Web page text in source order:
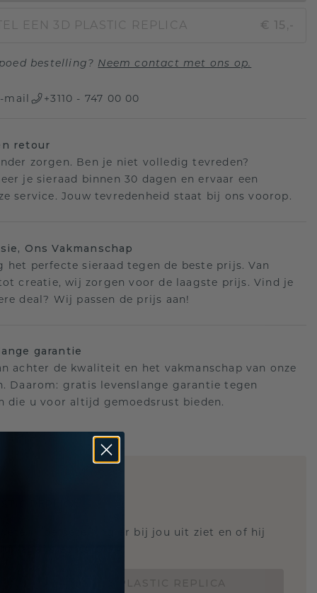
EEN 3D PLASTIC REPLICA € 15,-
bestelling? Neem contact met ons op.
mail +3110 - 747 00 00
retour
zorgen. Ben je niet volledig tevreden?
je sieraad binnen 30 dagen en ervaar een
service. Jouw tevredenheid staat bij ons voorop.
Ons Vakmanschap
het perfecte sieraad tegen de beste prijs. Van
creatie, wij zorgen voor de laagste prijs. Vind je
deal? Wij passen de prijs aan!
garantie
achter de kwaliteit en het vakmanschap van onze
Daarom: gratis levenslange garantie tegen
die u voor altijd gemoedsrust bieden.
hoe deze ring er bij jou uit ziet en of hij